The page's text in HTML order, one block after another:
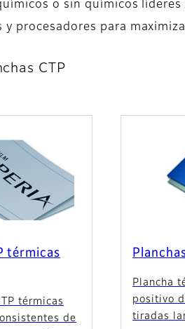
o sin químicos
y procesadores para
CTP
térmicas
térmicas
de
Plancha
positivo
tiradas